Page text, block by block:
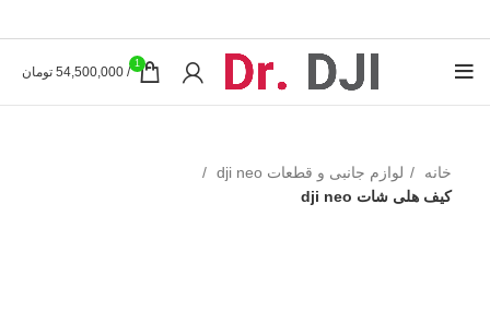
1
/
54,500,000 تومان
خانه
لوازم جانبی و قطعات dji neo
کیف هلی شات dji neo